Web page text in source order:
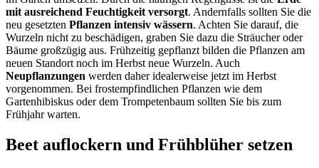
mit ausreichend Feuchtigkeit versorgt. Andernfalls sollten Sie die
neu gesetzten Pflanzen intensiv wässern. Achten Sie darauf, die
Wurzeln nicht zu beschädigen, graben Sie dazu die Sträucher oder
Bäume großzügig aus. Frühzeitig gepflanzt bilden die Pflanzen am
neuen Standort noch im Herbst neue Wurzeln. Auch
Neupflanzungen werden daher idealerweise jetzt im Herbst
vorgenommen. Bei frostempfindlichen Pflanzen wie dem
Gartenhibiskus oder dem Trompetenbaum sollten Sie bis zum
Frühjahr warten.
Beet auflockern und Frühblüher setzen